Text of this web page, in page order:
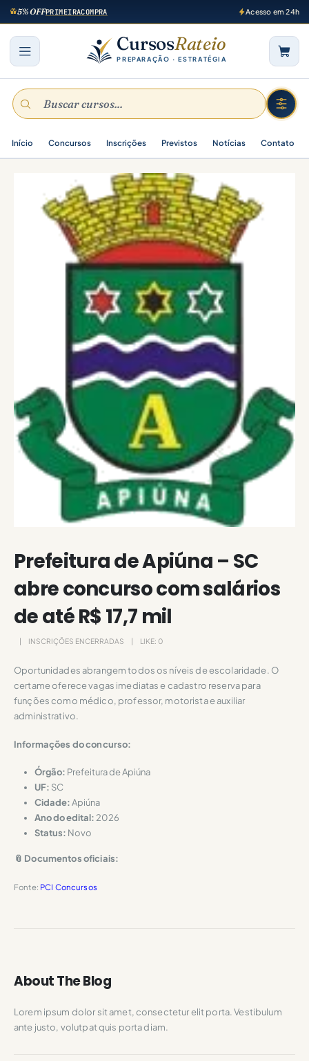
5% OFFPRIMEIRACOMPRA Acesso em 24h
CursosRateio
PREPARAÇÃO · ESTRATÉGIA
Início Concursos Inscrições Previstos Notícias Contato
Prefeitura de Apiúna – SC
abre concurso com salários
de até R$ 17,7 mil
INSCRIÇÕES ENCERRADAS LIKE: 0
Oportunidades abrangem todos os níveis de escolaridade. O
certame oferece vagas imediatas e cadastro reserva para
funções como médico, professor, motorista e auxiliar
administrativo.
Informações do concurso:
Órgão: Prefeitura de Apiúna
UF: SC
Cidade:Apiúna
Ano do edital:2026
Status: Novo
📎 Documentos oficiais:
Fonte: PCI Concursos
About The Blog
Lorem ipsum dolor sit amet, consectetur elit porta. Vestibulum
ante justo, volutpat quis porta diam.